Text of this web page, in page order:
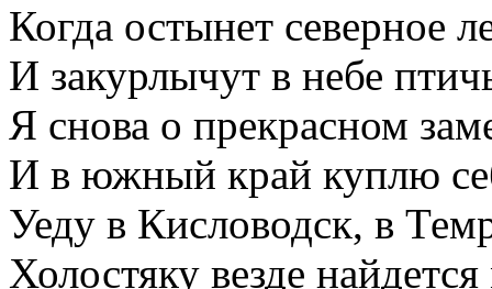
Когда остынет северное
И закурлычут в небе
Я снова о прекрасном
И в южный край куплю
Уеду в Кисловодск, в
Холостяку везде